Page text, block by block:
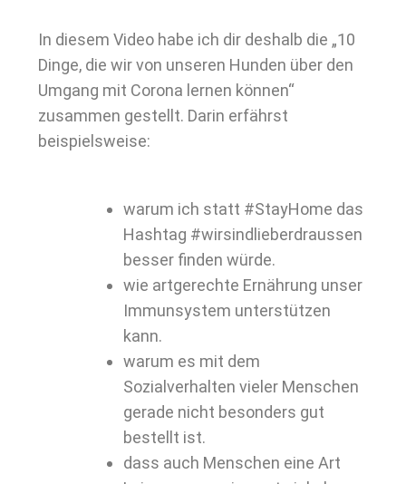
In diesem Video habe ich dir deshalb die „10
Dinge, die wir von unseren Hunden über den
Umgang mit Corona lernen können“
zusammen gestellt. Darin erfährst
beispielsweise:
warum ich statt #StayHome das
Hashtag #wirsindlieberdraussen
besser finden würde.
wie artgerechte Ernährung unser
Immunsystem unterstützen
kann.
warum es mit dem
Sozialverhalten vieler Menschen
gerade nicht besonders gut
bestellt ist.
dass auch Menschen eine Art